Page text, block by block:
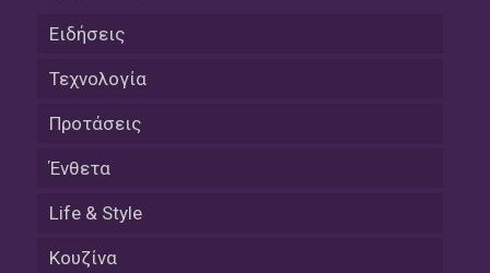
Ειδήσεις
Τεχνολογία
Προτάσεις
Ένθετα
Life & Style
Κουζίνα